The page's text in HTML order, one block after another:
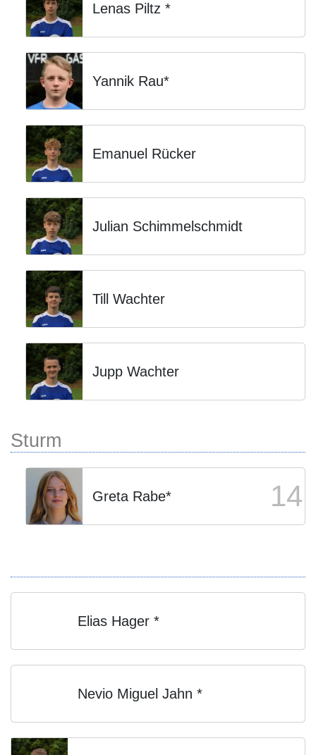
Lenas Piltz *
Yannik Rau*
Emanuel Rücker
Julian Schimmelschmidt
Till Wachter
Jupp Wachter
Sturm
Greta Rabe* 14
Elias Hager *
Nevio Miguel Jahn *